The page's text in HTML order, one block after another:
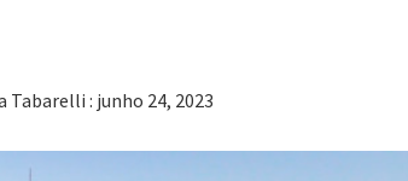
Tabarelli : junho 24, 2023